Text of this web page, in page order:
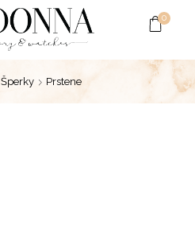
0
Šperky Prstene